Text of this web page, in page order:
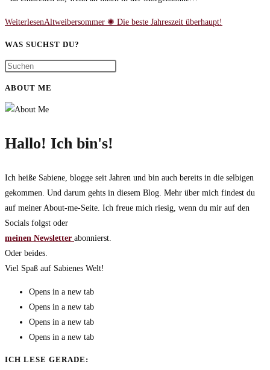
WeiterlesenAltweibersommer ✺ Die beste Jahreszeit überhaupt!
WAS SUCHST DU?
ABOUT ME
Hallo! Ich bin's!
Ich heiße Sabiene, blogge seit Jahren und bin auch bereits in die selbigen
gekommen. Und darum gehts in diesem Blog. Mehr über mich findest du
auf meiner About-me-Seite. Ich freue mich riesig, wenn du mir auf den
Socials folgst oder
meinen Newsletter abonnierst.
Oder beides.
Viel Spaß auf Sabienes Welt!
Opens in a new tab
Opens in a new tab
Opens in a new tab
Opens in a new tab
ICH LESE GERADE: